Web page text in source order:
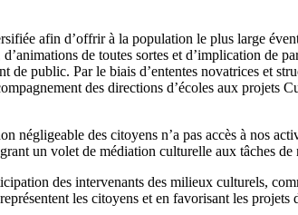
afin d’offrir à la population le plus large
de toutes sortes et d’implication de
public. Par le biais d’ententes novatrices et
des directions d’écoles aux
négligeable des citoyens n’a pas accès à nos
un volet de médiation culturelle aux tâches
des intervenants des milieux culturels,
les citoyens et en favorisant les projets